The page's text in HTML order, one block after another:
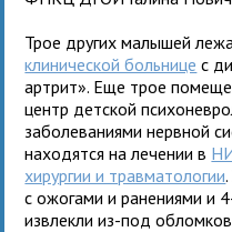
Трое других малышей
клинической больнице с
артрит». Еще трое
центр детской
заболеваниями нервной
находятся на лечении в
хирургии и травматологии
с ожогами и ранениями и
извлекли из-под